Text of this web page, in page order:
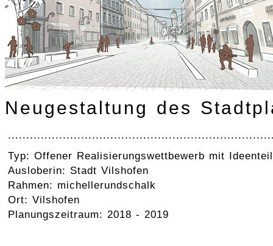
Neugestaltung des
Typ: Offener Realisierungswettbewerb mit Ideenteil
Ausloberin: Stadt Vilshofen
Rahmen: michellerundschalk
Ort: Vilshofen
Planungszeitraum: 2018 - 2019